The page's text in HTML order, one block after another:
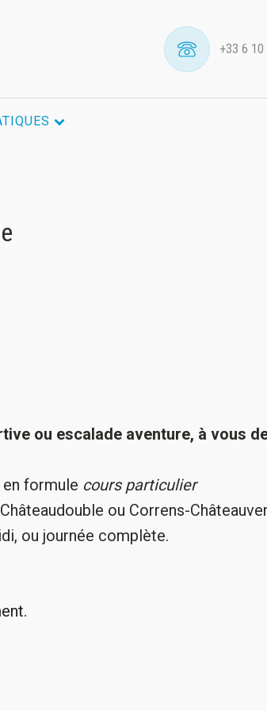
+33 6
ou escalade aventure, à vous
formule cours particulier
ou Correns-
ou journée complète.